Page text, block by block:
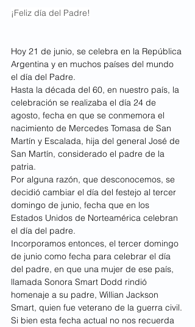
¡Feliz día del Padre!
Hoy 21 de junio, se celebra en la República
Argentina y en muchos países del mundo
el día del Padre.
Hasta la década del 60, en nuestro país, la
celebración se realizaba el día 24 de
agosto, fecha en que se conmemora el
nacimiento de Mercedes Tomasa de San
Martín y Escalada, hija del general José de
San Martín, considerado el padre de la
patria.
Por alguna razón, que desconocemos, se
decidió cambiar el día del festejo al tercer
domingo de junio, fecha que en los
Estados Unidos de Norteamérica celebran
el día del padre.
Incorporamos entonces, el tercer domingo
de junio como fecha para celebrar el día
del padre, en que una mujer de ese país,
llamada Sonora Smart Dodd rindió
homenaje a su padre, Willian Jackson
Smart, quien fue veterano de la guerra civil.
Si bien esta fecha actual no nos recuerda